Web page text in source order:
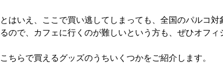
とはいえ、ここで買い逃してしまっても、全国のパルコ
るので、カフェに行くのが難しいという方も、ぜひオフィ
こちらで買えるグッズのうちいくつかをご紹介します。